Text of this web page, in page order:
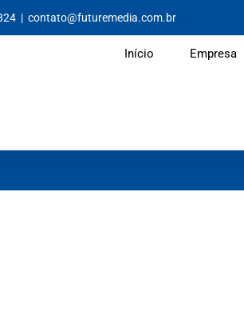
| contato@futuremedia.com.br
Início Empresa